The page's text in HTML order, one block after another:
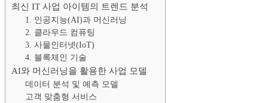
최신 IT 사업 아이템의 트렌드 분석
1. 인공지능(AI)과 머신러닝
2. 클라우드 컴퓨팅
3. 사물인터넷(IoT)
4. 블록체인 기술
AI와 머신러닝을 활용한 사업 모델
데이터 분석 및 예측 모델
고객 맞춤형 서비스